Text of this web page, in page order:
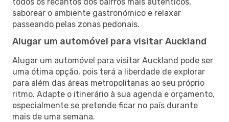
saborear o ambiente gastronómico e relaxar
passeando pelas zonas pedonais.
Alugar um automóvel para visitar Auckland
Alugar um automóvel para visitar Auckland pode ser
uma ótima opção, pois terá a liberdade de explorar
para além das áreas metropolitanas ao seu próprio
ritmo. Adapte o itinerário à sua agenda e orçamento,
especialmente se pretende ficar no país durante
mais de uma semana.